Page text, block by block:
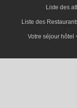
Liste des
Liste des
Votre séjour hôtel